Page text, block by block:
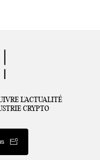
L’ACTUALITÉ
CRYPTO